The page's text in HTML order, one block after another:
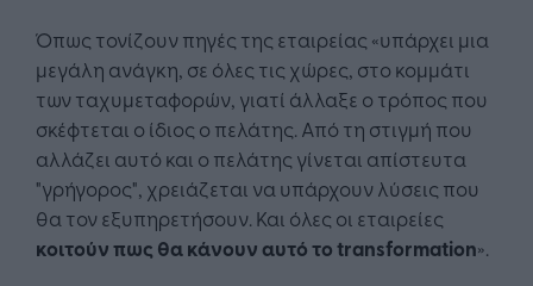
Όπως τονίζουν πηγές της εταιρείας «υπάρχει μια
μεγάλη ανάγκη, σε όλες τις χώρες, στο κομμάτι
των ταχυμεταφορών, γιατί άλλαξε ο τρόπος που
σκέφτεται ο ίδιος ο πελάτης. Από τη στιγμή που
αλλάζει αυτό και ο πελάτης γίνεται απίστευτα
"γρήγορος", χρειάζεται να υπάρχουν λύσεις που
θα τον εξυπηρετήσουν. Και όλες οι εταιρείες
κοιτούν πως θα κάνουν αυτό το transformation».